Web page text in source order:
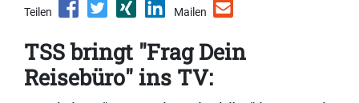
Teilen Mailen
TSS bringt "Frag Dein
Reisebüro" ins TV: